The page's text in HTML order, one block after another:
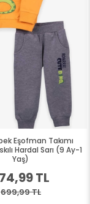
Eşofman Takımı
Hardal Sarı (9 Ay-1
Yaş)
TL
699,99 TL